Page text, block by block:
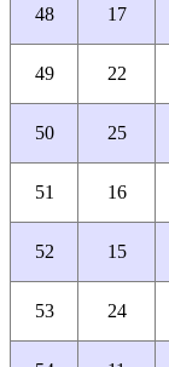
48 17
49 22
50 25
51 16
52 15
53 24